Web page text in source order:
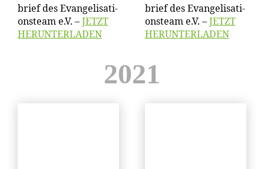
brief des Evan­ge­li­sa­ti­
ons­team e.V. –JETZT
HERUNTERLADEN
brief des Evan­ge­li­sa­ti­
ons­team e.V. –JETZT
HERUNTERLADEN
2021